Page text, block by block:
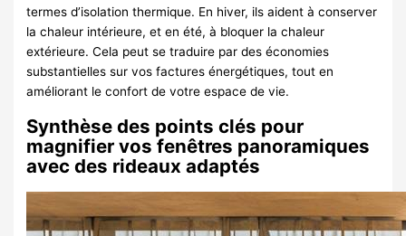
termes d’isolation thermique. En hiver, ils aident à conserver
la chaleur intérieure, et en été, à bloquer la chaleur
extérieure. Cela peut se traduire par des économies
substantielles sur vos factures énergétiques, tout en
améliorant le confort de votre espace de vie.
Synthèse des points clés pour
magnifier vos fenêtres panoramiques
avec des rideaux adaptés